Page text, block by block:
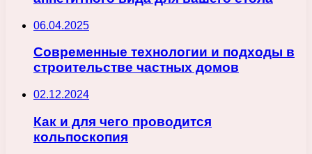
06.04.2025
Современные технологии и подходы в
строительстве частных домов
02.12.2024
Как и для чего проводится
кольпоскопия